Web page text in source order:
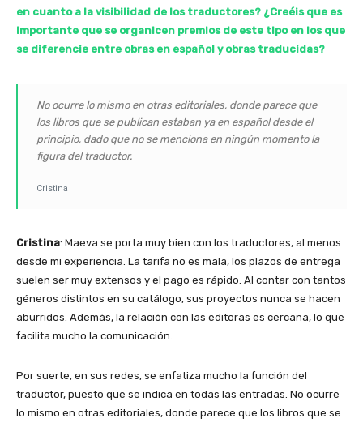
en cuanto a la visibilidad de los traductores? ¿Creéis que es
importante que se organicen premios de este tipo en los que
se diferencie entre obras en español y obras traducidas?
No ocurre lo mismo en otras editoriales, donde parece que
los libros que se publican estaban ya en español desde el
principio, dado que no se menciona en ningún momento la
figura del traductor.
Cristina
Cristina: Maeva se porta muy bien con los traductores, al menos
desde mi experiencia. La tarifa no es mala, los plazos de entrega
suelen ser muy extensos y el pago es rápido. Al contar con tantos
géneros distintos en su catálogo, sus proyectos nunca se hacen
aburridos. Además, la relación con las editoras es cercana, lo que
facilita mucho la comunicación.
Por suerte, en sus redes, se enfatiza mucho la función del
traductor, puesto que se indica en todas las entradas. No ocurre
lo mismo en otras editoriales, donde parece que los libros que se